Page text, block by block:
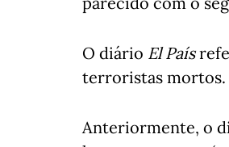
O diário El País
terroristas mortos.
Anteriormente, o